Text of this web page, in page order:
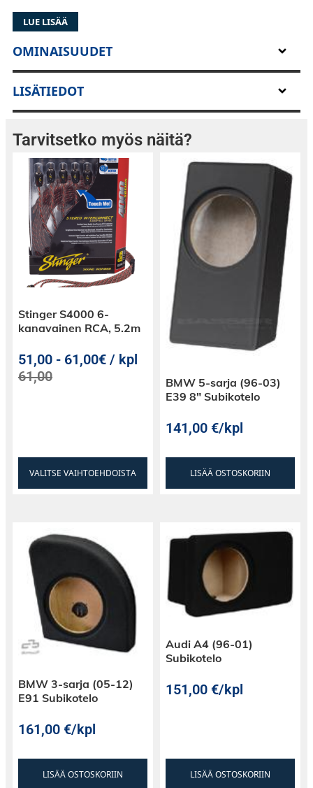
LUE LISÄÄ
OMINAISUUDET
LISÄTIEDOT
Tarvitsetko myös näitä?
Stinger S4000 6-
kanavainen RCA, 5.2m
51,00 - 61,00€ / kpl
61,00
VALITSE VAIHTOEHDOISTA
BMW 5-sarja (96-03)
E39 8″ Subikotelo
141,00€/kpl
LISÄÄ OSTOSKORIIN
BMW 3-sarja (05-12)
E91 Subikotelo
161,00€/kpl
LISÄÄ OSTOSKORIIN
Audi A4 (96-01)
Subikotelo
151,00€/kpl
LISÄÄ OSTOSKORIIN